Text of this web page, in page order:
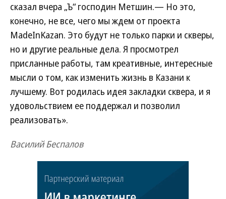
сказал вчера „Ъ“ господин Метшин.— Но это,
конечно, не все, чего мы ждем от проекта
MadeInKazan. Это будут не только парки и скверы,
но и другие реальные дела. Я просмотрел
присланные работы, там креативные, интересные
мысли о том, как изменить жизнь в Казани к
лучшему. Вот родилась идея закладки сквера, и я
удовольствием ее поддержал и позволил
реализовать».
Василий Беспалов